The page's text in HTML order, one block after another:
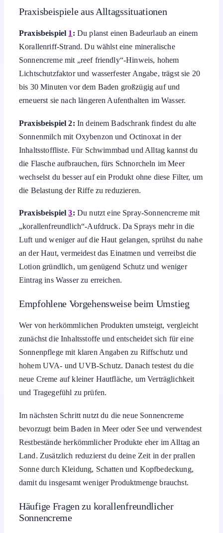
Praxisbeispiele aus Alltagssituationen
Praxisbeispiel 1 : Du planst einen Badeurlaub an einem
Korallenriff-Strand. Du wählst eine mineralische
Sonnencreme mit „reef friendly“-Hinweis, hohem
Lichtschutzfaktor und wasserfester Angabe, trägst sie 20
bis 30 Minuten vor dem Baden großzügig auf und
erneuerst sie nach längeren Aufenthalten im Wasser.
Praxisbeispiel 2: In deinem Badschrank findest du alte
Sonnenmilch mit Oxybenzon und Octinoxat in der
Inhaltsstoffliste. Für Schwimmbad und Alltag kannst du
die Flasche aufbrauchen, fürs Schnorcheln im Meer
wechselst du besser auf ein Produkt ohne diese Filter, um
die Belastung der Riffe zu reduzieren.
Praxisbeispiel3: Du nutzt eine Spray-Sonnencreme mit
„korallenfreundlich“-Aufdruck. Da Sprays mehr in die
Luft und weniger auf die Haut gelangen, sprühst du nahe
an der Haut, vermeidest das Einatmen und verreibst die
Lotion gründlich, um genügend Schutz und weniger
Eintrag ins Wasser zu erreichen.
Empfohlene Vorgehensweise beim Umstieg
Wer von herkömmlichen Produkten umsteigt, vergleicht
zunächst die Inhaltsstoffe und entscheidet sich für eine
Sonnenpflege mit klaren Angaben zu Riffschutz und
hohem UVA- und UVB-Schutz. Danach testest du die
neue Creme auf kleiner Hautfläche, um Verträglichkeit
und Tragegefühl zu prüfen.
Im nächsten Schritt nutzt du die neue Sonnencreme
bevorzugt beim Baden in Meer oder See und verwendest
Restbestände herkömmlicher Produkte eher im Alltag an
Land. Zusätzlich reduzierst du deine Zeit in der prallen
Sonne durch Kleidung, Schatten und Kopfbedeckung,
damit du insgesamt weniger Produktmenge brauchst.
Häufige Fragen zu korallenfreundlicher
Sonnencreme